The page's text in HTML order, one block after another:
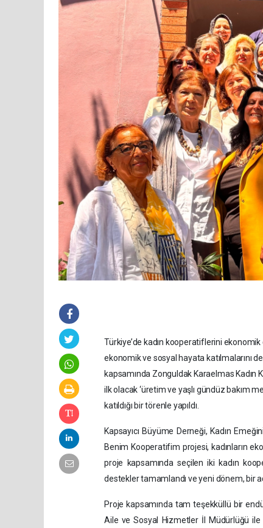
Türkiye’de kadın kooperatiflerini
ekonomik ve sosyal hayata katılmalarını
kapsamında Zonguldak Karaelmas Kadın
ilk olacak ‘üretim ve yaşlı gündüz bakım
katıldığı bir törenle yapıldı.
Kapsayıcı Büyüme Derneği, Kadın
Benim Kooperatifim projesi, kadınların
proje kapsamında seçilen iki kadın
destekler tamamlandı ve yeni dönem, bir
Proje kapsamında tam teşekküllü bir
Aile ve Sosyal Hizmetler İl Müdürlüğü ile